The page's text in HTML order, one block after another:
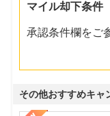
マイル却下条件
承認条件欄をご
その他おすすめキャ